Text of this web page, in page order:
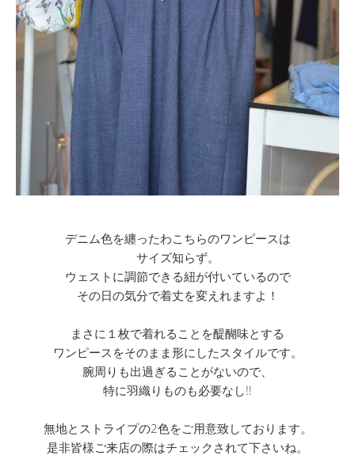
デニム色を纏ったわこちらのワンピースは
サイズ知らず。
ウェストに調節できる紐が付いているので
その日の気分で着丈を変えれますよ！
まさに１枚で着れることを醍醐味とする
ワンピースをそのまま形にしたスタイルです。
腕周りも出過ぎることがないので、
特に羽織りものも必要なし!!
無地とストライプの2色をご用意致しております。
是非皆様ご来店の際はチェックされて下さいね。